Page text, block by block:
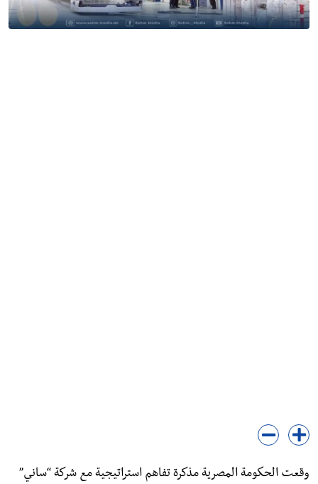
وقعت الحكومة المصرية مذكرة تفاهم استراتيجية مع شركة “ساني”